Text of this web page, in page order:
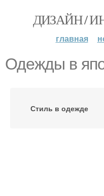
ДИЗАЙН /
главная
Одежды в
Стиль в одежде